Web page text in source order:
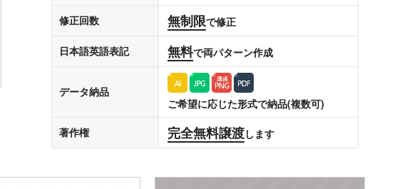
修正回数 無制限で修正
日本語英語表記 無料で両パターン作成
データ納品
ご希望に応じた形式で納品(複数可)
著作権
完全無料譲渡します